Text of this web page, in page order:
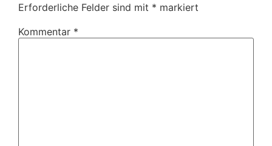
Erforderliche Felder sind mit * markiert
Kommentar *